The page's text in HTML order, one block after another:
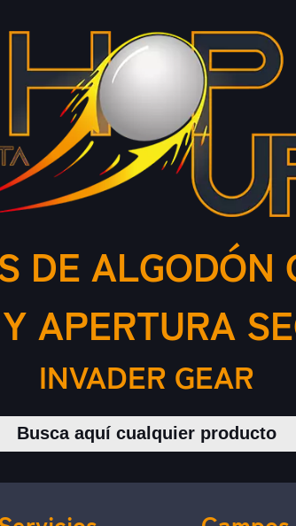
DE ALGODÓN
APERTURA
INVADER GEAR
Buscar productos